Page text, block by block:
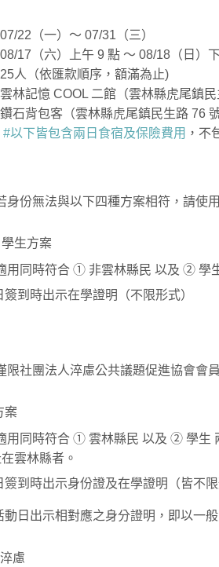
22（一）～ 07/31（三）
17（六）上午 9 點 ～ 08/18（日）
人（依匯款順序，額滿為止)
林記憶 COOL 二館（雲林縣虎尾鎮民
石背包客（雲林縣虎尾鎮民生路 76 號
#以下皆包含兩日食宿及保險費用 ，不
身份無法與以下四種方案相符，請使
生方案
用同時符合 ① 非雲林縣民 以及 ② 學
簽到時出示在學證明（不限形式）
限社團法人淬慮公共議題促進協會會
案
用同時符合 ① 雲林縣民 以及 ② 學生
雲林縣者。
簽到時出示身份證及在學證明（皆不限
動日出示相對應之身分證明，即以一
慮